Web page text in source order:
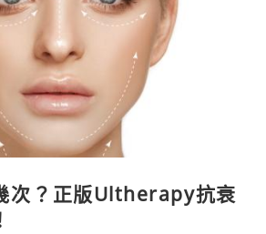
次？正版Ultherapy抗衰